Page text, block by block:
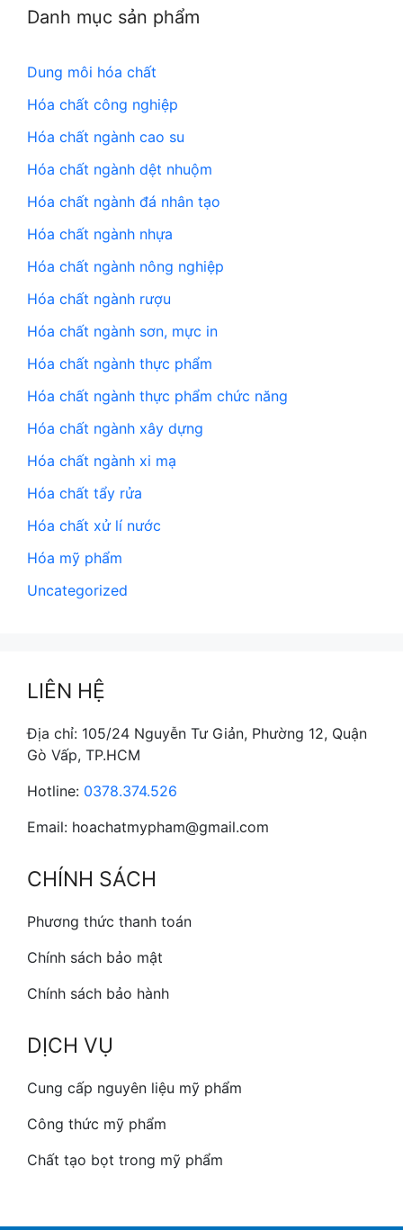
Danh mục sản phẩm
Dung môi hóa chất
Hóa chất công nghiệp
Hóa chất ngành cao su
Hóa chất ngành dệt nhuộm
Hóa chất ngành đá nhân tạo
Hóa chất ngành nhựa
Hóa chất ngành nông nghiệp
Hóa chất ngành rượu
Hóa chất ngành sơn, mực in
Hóa chất ngành thực phẩm
Hóa chất ngành thực phẩm chức năng
Hóa chất ngành xây dựng
Hóa chất ngành xi mạ
Hóa chất tẩy rửa
Hóa chất xử lí nước
Hóa mỹ phẩm
Uncategorized
LIÊN HỆ
Địa chỉ: 105/24 Nguyễn Tư Giản, Phường 12, Quận
Gò Vấp, TP.HCM
Hotline: 0378.374.526
Email: hoachatmypham@gmail.com
CHÍNH SÁCH
Phương thức thanh toán
Chính sách bảo mật
Chính sách bảo hành
DỊCH VỤ
Cung cấp nguyên liệu mỹ phẩm
Công thức mỹ phẩm
Chất tạo bọt trong mỹ phẩm